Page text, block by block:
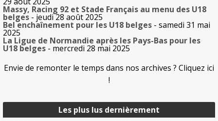
Les plus lus dernièrement
Massy, Racing 92 et Stade Français au menu des U18
belges - jeudi 28 août 2025
Bel enchaînement pour les U18 belges - samedi 31 mai
2025
La Ligue de Normandie après les Pays-Bas pour les
U18 belges - mercredi 28 mai 2025
Envie de remonter le temps dans nos archives ? Cliquez ici
!